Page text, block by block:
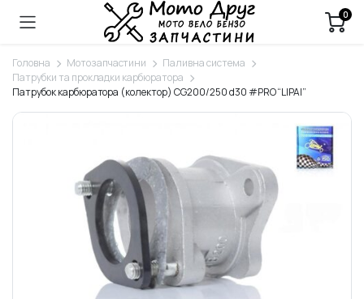
0
Головна Мотозапчастини
Паливна система
Патрубки та прокладки карбюратора
Патрубок карбюратора (колектор) CG200/250 d30 #PRO “LIPAI”